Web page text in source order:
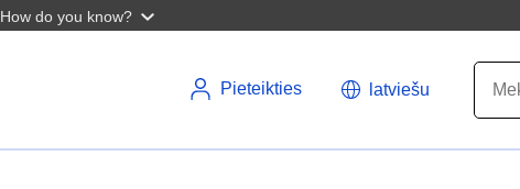
How do you know?
Pieteikties latviešu